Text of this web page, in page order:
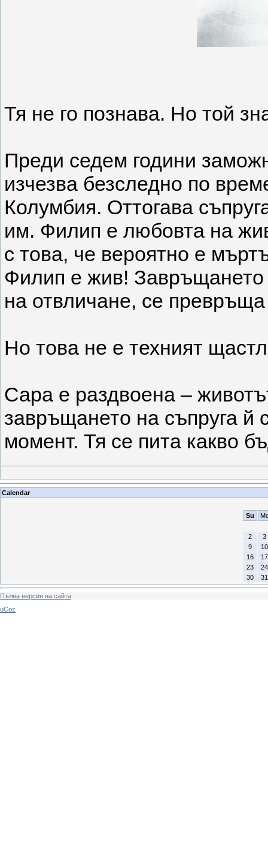
Тя не го познава. Но той
Преди седем години
изчезва безследно по
Колумбия. Оттогава
им. Филип е любовта на
с това, че вероятно е
Филип е жив! Завръщането
на отвличане, се
Но това не е техният
Сара е раздвоена –
завръщането на съпруга
момент. Тя се пита какво
Calendar
Su
2
3
9
10
16
17
23
24
30
31
Пълна версия на сайта
uCoz